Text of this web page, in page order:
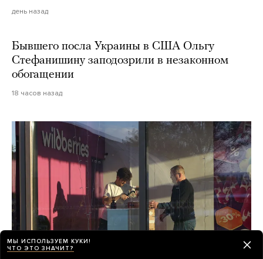
день назад
Бывшего посла Украины в США Ольгу
Стефанишину заподозрили в незаконном
обогащении
18 часов назад
МЫ ИСПОЛЬЗУЕМ КУКИ!
ЧТО ЭТО ЗНАЧИТ?